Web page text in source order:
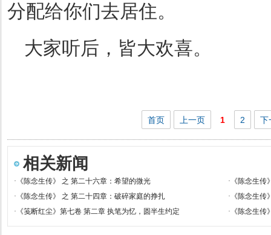
分配给你们去居住。
大家听后，皆大欢喜。
首页 上一页 1 2 下
相关新闻
· 《陈念生传》 之 第二十六章：希望的微光 · 《陈念生
· 《陈念生传》 之 第二十四章：破碎家庭的挣扎 · 《陈念生
· 《笺断红尘》第七卷 第二章 执笔为忆，圆半生约定 · 《陈念生